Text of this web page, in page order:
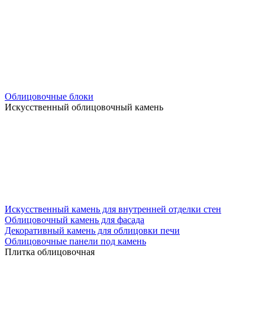
Облицовочные блоки
Искусственный облицовочный камень
Искусственный камень для внутренней отделки стен
Облицовочный камень для фасада
Декоративный камень для облицовки печи
Облицовочные панели под камень
Плитка облицовочная